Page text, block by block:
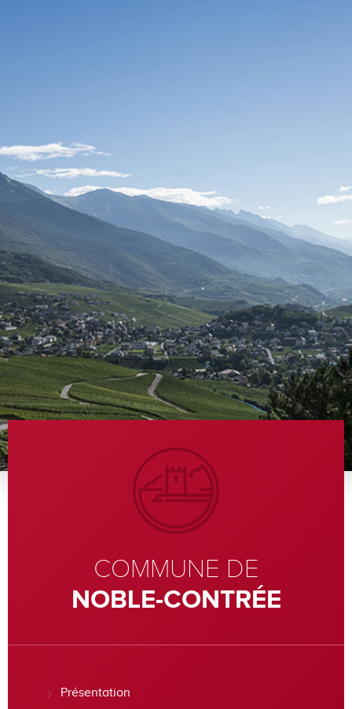
COMMUNE DE
NOBLE-CONTRÉE
Présentation